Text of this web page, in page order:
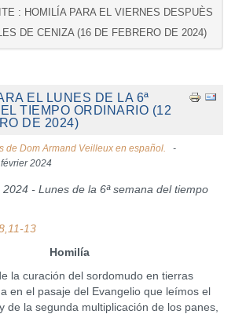
: HOMILÍA PARA EL VIERNES DESPUÈS
DE CENIZA (16 DE FEBRERO DE 2024)
EL LUNES DE LA 6ª
TIEMPO ORDINARIO (12
DE 2024)
de Dom Armand Veilleux en español.
2024
- Lunes de la 6ª semana del tiempo
13
Homilía
curación del sordomudo en tierras
en el pasaje del Evangelio que leímos el
de la segunda multiplicación de los panes,